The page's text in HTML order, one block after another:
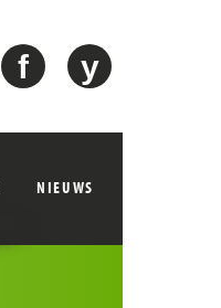
f y
NIEUWS